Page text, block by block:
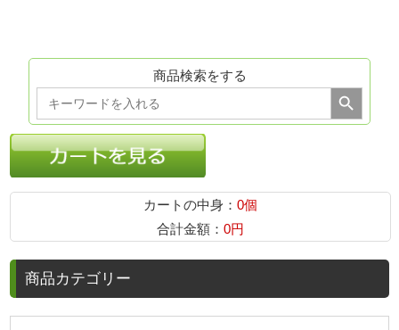
商品検索をする
Search
for:
Search Button
カートの中身： 0個
合計金額： 0円
商品カテゴリー